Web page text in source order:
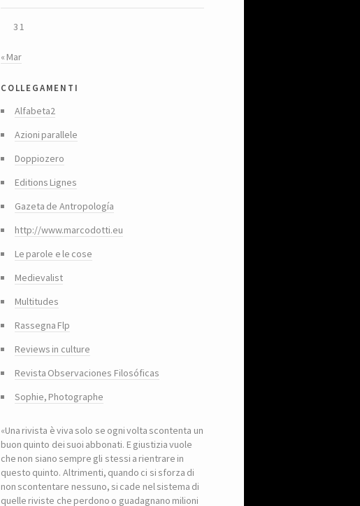
31
« Mar
collegamenti
Alfabeta2
Azioni parallele
Doppiozero
Editions Lignes
Gazeta de Antropología
http://www.marcodotti.eu
Le parole e le cose
Medievalist
Multitudes
Rassegna Flp
Reviews in culture
Revista Observaciones Filosóficas
Sophie, Photographe
«Una rivista è viva solo se ogni volta scontenta un
buon quinto dei suoi abbonati. E giustizia vuole
che non siano sempre gli stessi a rientrare in
questo quinto. Altrimenti, quando ci si sforza di
non scontentare nessuno, si cade nel sistema di
quelle riviste che perdono o guadagnano milioni